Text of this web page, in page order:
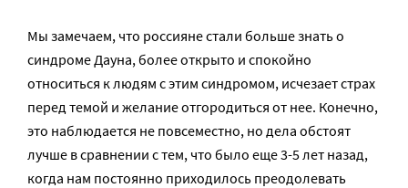
Мы замечаем, что россияне стали больше знать о
синдроме Дауна, более открыто и спокойно
относиться к людям с этим синдромом, исчезает страх
перед темой и желание отгородиться от нее. Конечно,
это наблюдается не повсеместно, но дела обстоят
лучше в сравнении с тем, что было еще 3-5 лет назад,
когда нам постоянно приходилось преодолевать